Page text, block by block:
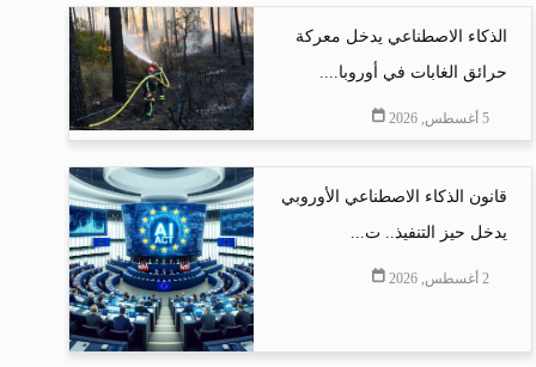
الذكاء الاصطناعي يدخل معركة
حرائق الغابات في أوروبا....
5 أغسطس, 2026
قانون الذكاء الاصطناعي الأوروبي
يدخل حيز التنفيذ.. ت...
2 أغسطس, 2026